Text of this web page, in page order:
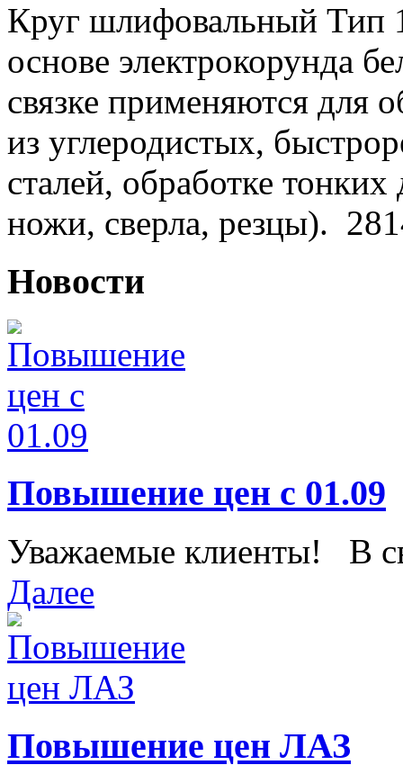
Круг шлифовальный Тип
основе электрокорунда
связке применяются для
из углеродистых,
сталей, обработке
ножи, сверла, резцы).
Новости
Повышение цен с 01.09
Уважаемые клиенты! В
Далее
Повышение цен ЛАЗ